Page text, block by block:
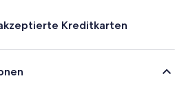
Kreditkarten